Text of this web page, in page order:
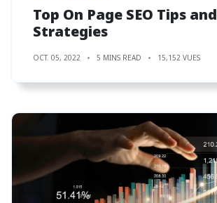
Top On Page SEO Tips and
Strategies
OCT. 05, 2022 5 MINS READ 15,152 VUES